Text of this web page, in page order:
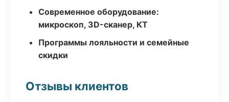
Современное оборудование:
микроскоп, 3D-сканер, КТ
Программы лояльности и семейные
скидки
Отзывы клиентов